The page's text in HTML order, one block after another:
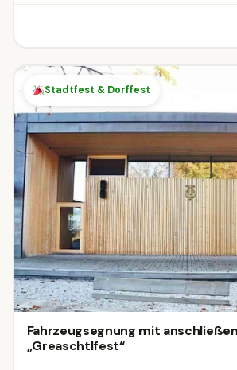
Stadtfest & Dorffest
Fahrzeugsegnung mit
„Greaschtlfest“